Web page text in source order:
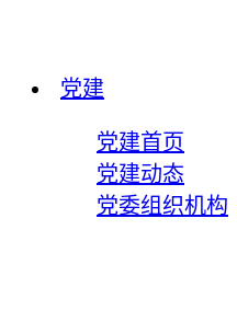
党建
党建首页
党建动态
党委组织机构